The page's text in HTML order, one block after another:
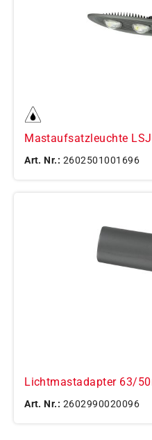
Mastaufsatzleuchte
Art. Nr.: 2602501001696
Lichtmastadapter 63/
Art. Nr.: 2602990020096